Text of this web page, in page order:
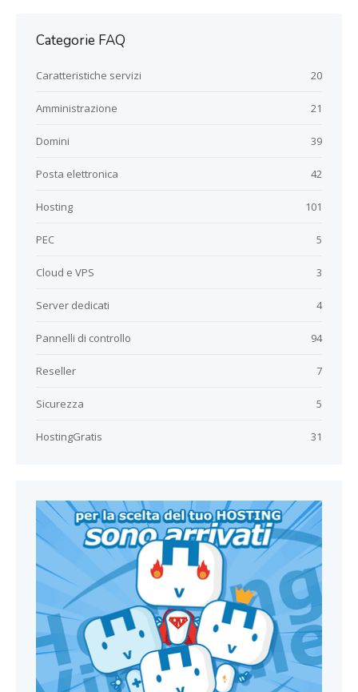
Categorie FAQ
20
Caratteristiche servizi
21
Amministrazione
39
Domini
42
Posta elettronica
101
Hosting
5
PEC
3
Cloud e VPS
4
Server dedicati
94
Pannelli di controllo
7
Reseller
5
Sicurezza
31
HostingGratis